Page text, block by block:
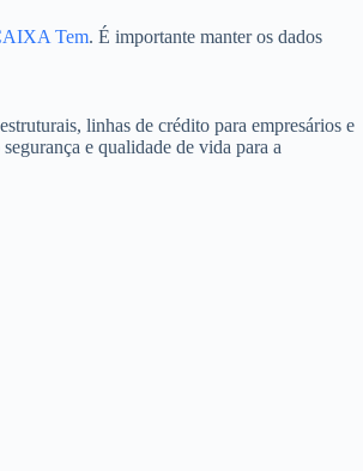
Tem. É importante manter os dados
linhas de crédito para empresários e
e qualidade de vida para a